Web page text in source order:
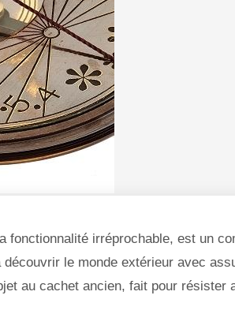
irréprochable, est un
le monde extérieur avec
au cachet ancien, fait pour